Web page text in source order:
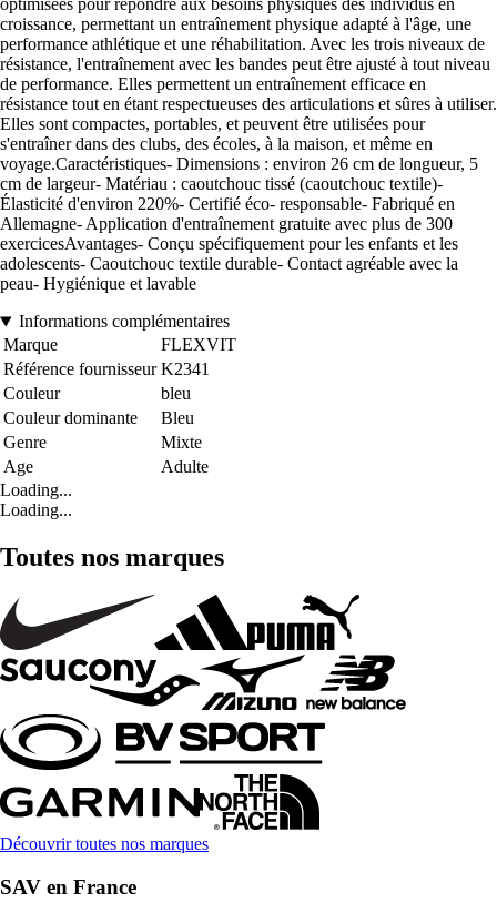
optimisées pour répondre aux besoins physiques des individus en
croissance, permettant un entraînement physique adapté à l'âge, une
performance athlétique et une réhabilitation. Avec les trois niveaux de
résistance, l'entraînement avec les bandes peut être ajusté à tout niveau
de performance. Elles permettent un entraînement efficace en
résistance tout en étant respectueuses des articulations et sûres à utiliser.
Elles sont compactes, portables, et peuvent être utilisées pour
s'entraîner dans des clubs, des écoles, à la maison, et même en
voyage.Caractéristiques- Dimensions : environ 26 cm de longueur, 5
cm de largeur- Matériau : caoutchouc tissé (caoutchouc textile)-
Élasticité d'environ 220%- Certifié éco- responsable- Fabriqué en
Allemagne- Application d'entraînement gratuite avec plus de 300
exercicesAvantages- Conçu spécifiquement pour les enfants et les
adolescents- Caoutchouc textile durable- Contact agréable avec la
peau- Hygiénique et lavable
Informations complémentaires
Marque
FLEXVIT
Référence fournisseur K2341
Couleur
bleu
Couleur dominante
Bleu
Genre
Mixte
Age
Adulte
Loading...
Loading...
Toutes nos marques
Découvrir toutes nos marques
SAV en France